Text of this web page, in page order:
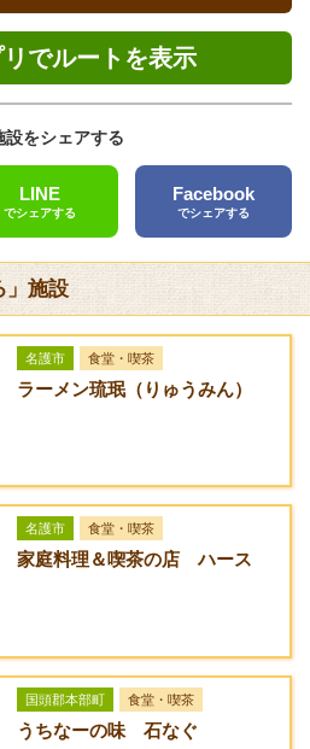
号線を北上（約30km）、山田交
下りて右折、県道73号線を進み国
を右折後、約3km。
でルートを表示
設をシェアする
LINE
でシェアする
Facebook
でシェアする
」施設
名護市 食堂・喫茶
ラーメン琉珉（りゅうみん）
名護市 食堂・喫茶
家庭料理＆喫茶の店 ハース
国頭郡本部町 食堂・喫茶
うちなーの味 石なぐ